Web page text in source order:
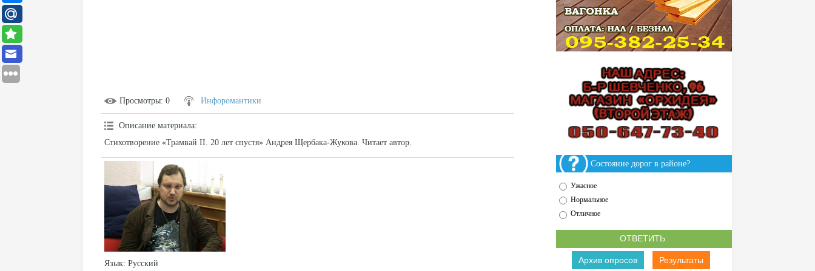
Просмотры: 0 Инфоромантики
Описание материала:
Стихотворение «Трамвай II. 20 лет спустя» Андрея Щербака-Жукова. Читает автор.
Язык: Русский
Состояние дорог в районе?
Ужасное
Нормальное
Отличное
Архив опросов Результаты